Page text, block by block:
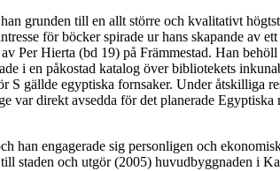
grunden till en allt större och kvalitativt
för böcker spirade ur hans skapande av
Per Hierta (bd 19) på Främmestad. Han
i en påkostad katalog över bibliotekets
gällde egyptiska fornsaker. Under åtskilliga
var direkt avsedda för det planerade
han engagerade sig personligen och
staden och utgör (2005) huvudbyggnaden i